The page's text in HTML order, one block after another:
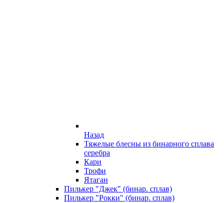
Назад
Тяжелые блесны из бинарного сплава
серебра
Кари
Трофи
Ятаган
Пилькер "Джек" (бинар. сплав)
Пилькер "Рокки" (бинар. сплав)